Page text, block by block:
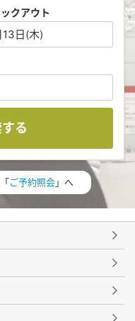
クアウト
13日(木)
る
ご予約照会」へ